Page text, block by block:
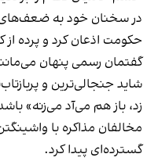
در سخنان خود به ضعف‌های
حکومت اذعان کرد و پرده
گفتمان رسمی پنهان
‏شاید جنجالی‌ترین و
زد، باز هم می‌آد می‌زنه»
مخالفان مذاکره با
گسترده‌ای پیدا کرد.